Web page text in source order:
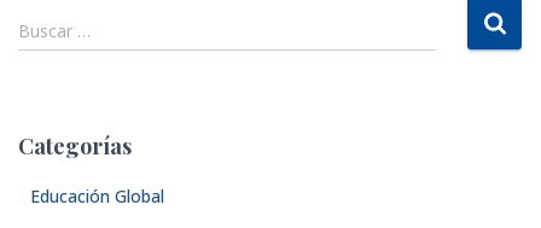
entradas
u
r
Buscar …
Categorías
Educación Global